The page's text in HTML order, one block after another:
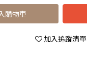
購物車
加入追蹤清單